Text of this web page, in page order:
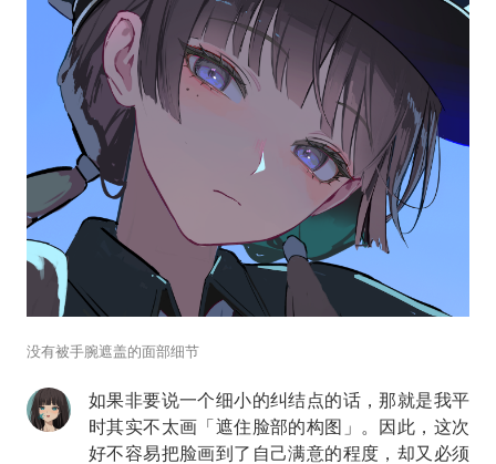
没有被手腕遮盖的面部细节
如果非要说一个细小的纠结点的话，那就是我平
时其实不太画「遮住脸部的构图」。因此，这次
好不容易把脸画到了自己满意的程度，却又必须